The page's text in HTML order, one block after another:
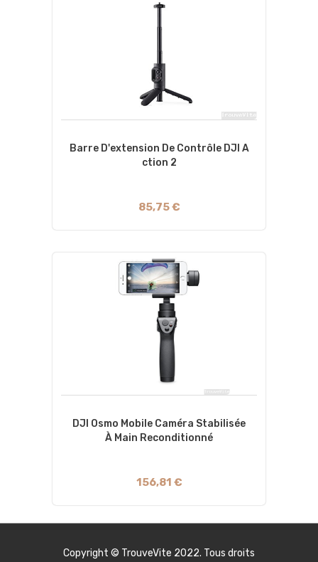
Barre D'extension De Contrôle DJI A
Ction 2
85,75 €
DJI Osmo Mobile Caméra Stabilisée
À Main Reconditionné
156,81 €
Copyright © TrouveVite 2022. Tous droits